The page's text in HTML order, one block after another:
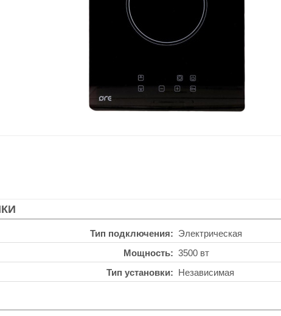
Тип подключения
Электрическая
Мощность
3500 вт
Тип установки
Независимая